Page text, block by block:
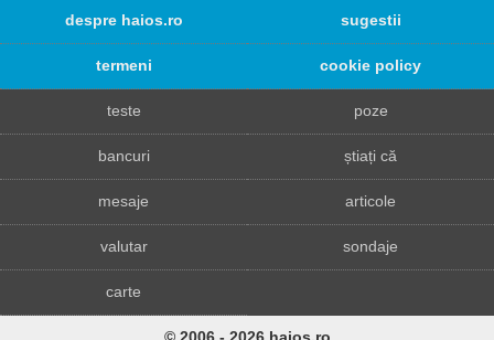
despre haios.ro sugestii
termeni cookie policy
teste poze
bancuri știați că
mesaje articole
valutar sondaje
carte